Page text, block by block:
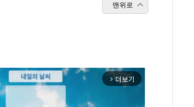
맨위로
arrow_forward_ios 더보기